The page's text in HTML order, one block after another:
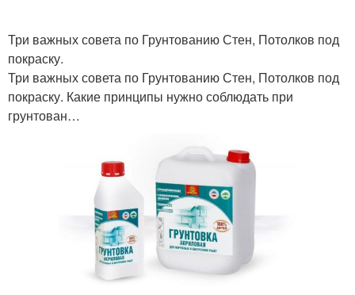
Три важных совета по Грунтованию Стен, Потолков под
покраску.
Три важных совета по Грунтованию Стен, Потолков под
покраску. Какие принципы нужно соблюдать при
грунтован…